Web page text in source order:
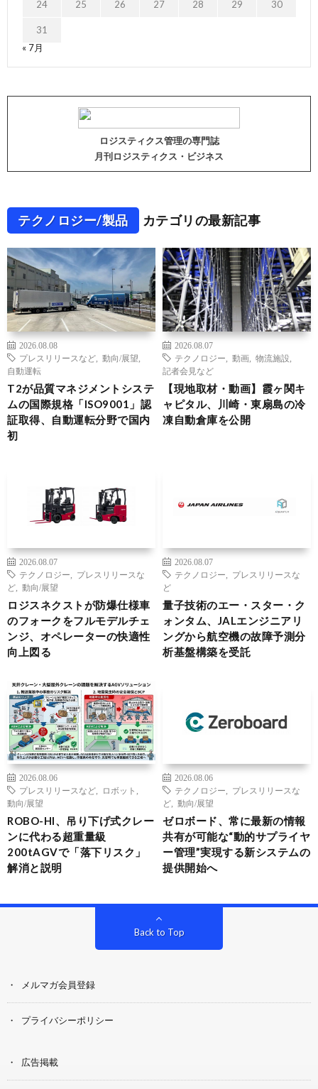
24 25 26 27 28 29 30
31
« 7月
ロジスティクス管理の専門誌
月刊ロジスティクス・ビジネス
テクノロジー/製品 カテゴリの最新記事
2026.08.08
プレスリリースなど
動向/展望
自動運転
T2が品質マネジメントシステ
ムの国際規格「ISO9001」認
証取得、自動運転分野で国内
初
2026.08.07
テクノロジー
動画 物流施設
記者会見など
【現地取材・動画】霞ヶ関キ
ャピタル、川崎・東扇島の冷
凍自動倉庫を公開
2026.08.07
テクノロジー
プレスリリースな
ど
動向/展望
ロジスネクストが防爆仕様車
のフォークをフルモデルチェ
ンジ、オペレーターの快適性
向上図る
2026.08.07
テクノロジー
プレスリリースな
ど
量子技術のエー・スター・ク
ォンタム、JALエンジニアリ
ングから航空機の故障予測分
析基盤構築を受託
2026.08.06
プレスリリースなど
ロボット
動向/展望
ROBO-HI、吊り下げ式クレー
ンに代わる超重量級
200tAGVで「落下リスク」
解消と説明
2026.08.06
テクノロジー
プレスリリースな
ど
動向/展望
ゼロボード、常に最新の情報
共有が可能な“動的サプライヤ
ー管理”実現する新システムの
提供開始へ
Back to Top
メルマガ会員登録
プライバシーポリシー
広告掲載